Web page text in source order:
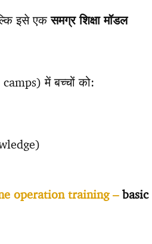
इसे एकसमग्र शिक्षा मॉडल
camps) में बच्चों को:
operation training –basic